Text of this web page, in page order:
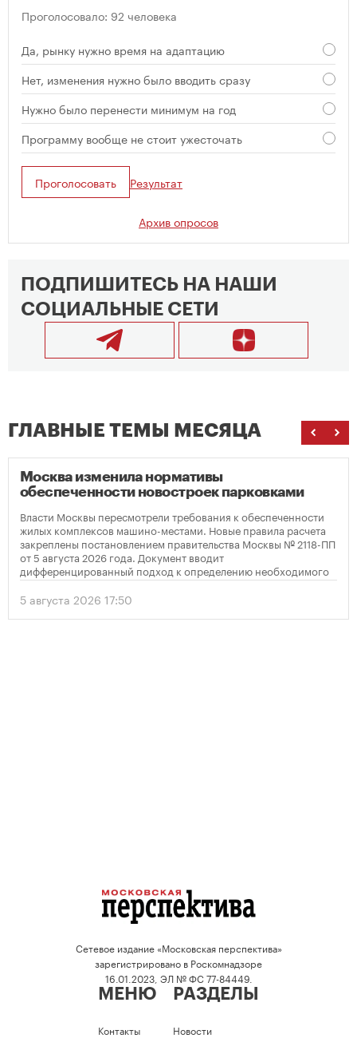
Проголосовало: 92 человека
Да, рынку нужно время на адаптацию
Нет, изменения нужно было вводить сразу
Нужно было перенести минимум на год
Программу вообще не стоит ужесточать
Проголосовать Результат
Архив опросов
ПОДПИШИТЕСЬ НА НАШИ
СОЦИАЛЬНЫЕ СЕТИ
ГЛАВНЫЕ ТЕМЫ МЕСЯЦА
Москва изменила нормативы
обеспеченности новостроек парковками
Власти Москвы пересмотрели требования к обеспеченности
жилых комплексов машино-местами. Новые правила расчета
закреплены постановлением правительства Москвы № 2118-ПП
от 5 августа 2026 года. Документ вводит
дифференцированный подход к определению необходимого
количества парковок в зависимости от площади квартир и
устанавливает переходный период для уже согласованных
проектов.
5 августа 2026 17:50
Сетевое издание «Московская перспектива»
зарегистрировано в Роскомнадзоре
16.01.2023, ЭЛ № ФС 77-84449.
МЕНЮ
Контакты
РАЗДЕЛЫ
Новости